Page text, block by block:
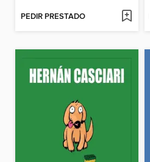
PEDIR PRESTADO